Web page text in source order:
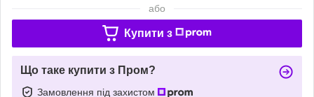
або
Купити з
Що таке купити з Пром?
Замовлення під захистом